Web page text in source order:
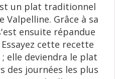
un plat traditionnel
Valpelline. Grâce à sa
ensuite répandue
cette recette
elle deviendra le plat
des journées les plus